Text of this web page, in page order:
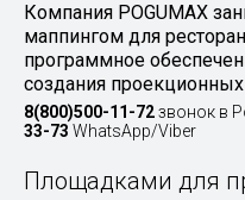
Компания POGUMAX
маппингом для
программное
создания
8(800)500-11-72звонок в
33-73 WhatsApp/Viber
Площадками для